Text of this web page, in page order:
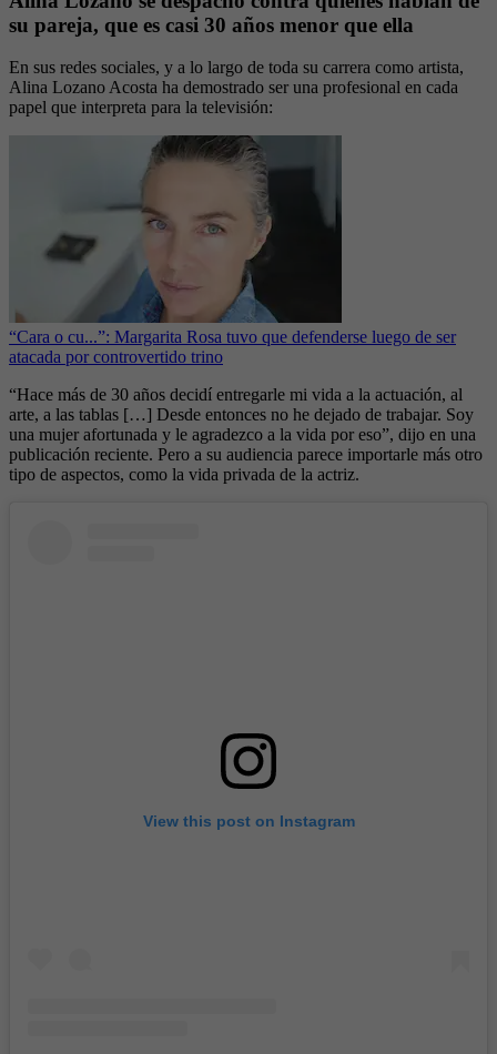
su pareja, que es casi 30 años menor que ella
En sus redes sociales, y a lo largo de toda su carrera como artista,
Alina Lozano Acosta ha demostrado ser una profesional en cada
papel que interpreta para la televisión:
“Cara o cu...”: Margarita Rosa tuvo que defenderse luego de ser
atacada por controvertido trino
“Hace más de 30 años decidí entregarle mi vida a la actuación, al
arte, a las tablas […] Desde entonces no he dejado de trabajar. Soy
una mujer afortunada y le agradezco a la vida por eso”, dijo en una
publicación reciente. Pero a su audiencia parece importarle más otro
tipo de aspectos, como la vida privada de la actriz.
View this post on Instagram